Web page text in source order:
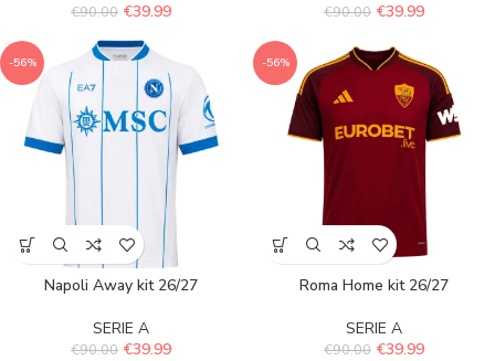
€90.00 €39.99 €90.00 €39.99
-56%
Napoli Away kit 26/27
SERIE A
€90.00 €39.99
-56%
Roma Home kit 26/27
SERIE A
€90.00 €39.99